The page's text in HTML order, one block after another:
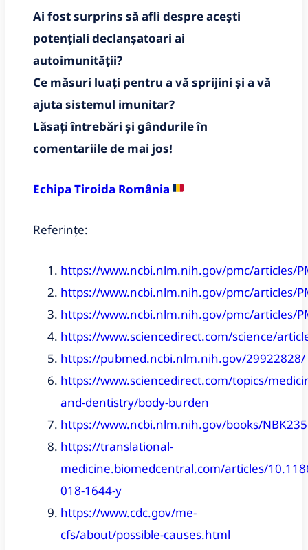
Ai fost surprins să afli despre acești
potențiali declanșatoari ai
autoimunității?
Ce măsuri luați pentru a vă sprijini și a vă
ajuta sistemul imunitar?
Lăsați întrebări și gândurile în
comentariile de mai jos!
Echipa Tiroida România
Referințe:
https://www.ncbi.nlm.nih.gov/pmc/articles/
https://www.ncbi.nlm.nih.gov/pmc/articles/
https://www.ncbi.nlm.nih.gov/pmc/articles/
https://www.sciencedirect.com/science/
https://pubmed.ncbi.nlm.nih.gov/29922828/
https://www.sciencedirect.com/topics/
and-dentistry/body-burden
https://www.ncbi.nlm.nih.gov/books/
https://translational-
medicine.biomedcentral.com/articles/
018-1644-y
https://www.cdc.gov/me-
cfs/about/possible-causes.html